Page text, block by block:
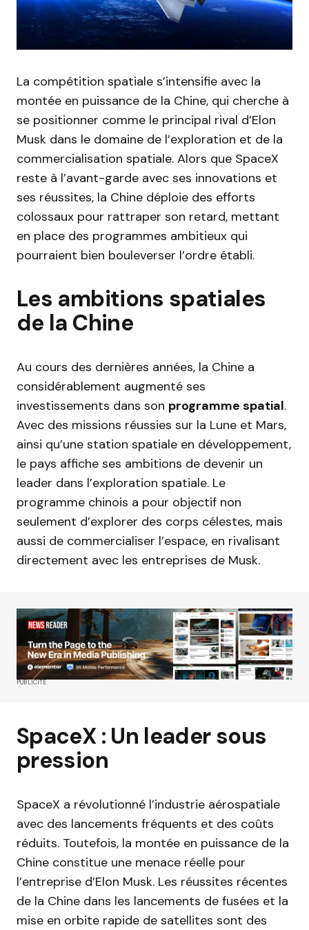
La compétition spatiale s’intensifie avec la
montée en puissance de la Chine, qui cherche à
se positionner comme le principal rival d’Elon
Musk dans le domaine de l’exploration et de la
commercialisation spatiale. Alors que SpaceX
reste à l’avant-garde avec ses innovations et
ses réussites, la Chine déploie des efforts
colossaux pour rattraper son retard, mettant
en place des programmes ambitieux qui
pourraient bien bouleverser l’ordre établi.
Les ambitions spatiales
de la Chine
Au cours des dernières années, la Chine a
considérablement augmenté ses
investissements dans son programme spatial.
Avec des missions réussies sur la Lune et Mars,
ainsi qu’une station spatiale en développement,
le pays affiche ses ambitions de devenir un
leader dans l’exploration spatiale. Le
programme chinois a pour objectif non
seulement d’explorer des corps célestes, mais
aussi de commercialiser l’espace, en rivalisant
directement avec les entreprises de Musk.
PUBLICITÉ
SpaceX : Un leader sous
pression
SpaceX a révolutionné l’industrie aérospatiale
avec des lancements fréquents et des coûts
réduits. Toutefois, la montée en puissance de la
Chine constitue une menace réelle pour
l’entreprise d’Elon Musk. Les réussites récentes
de la Chine dans les lancements de fusées et la
mise en orbite rapide de satellites sont des